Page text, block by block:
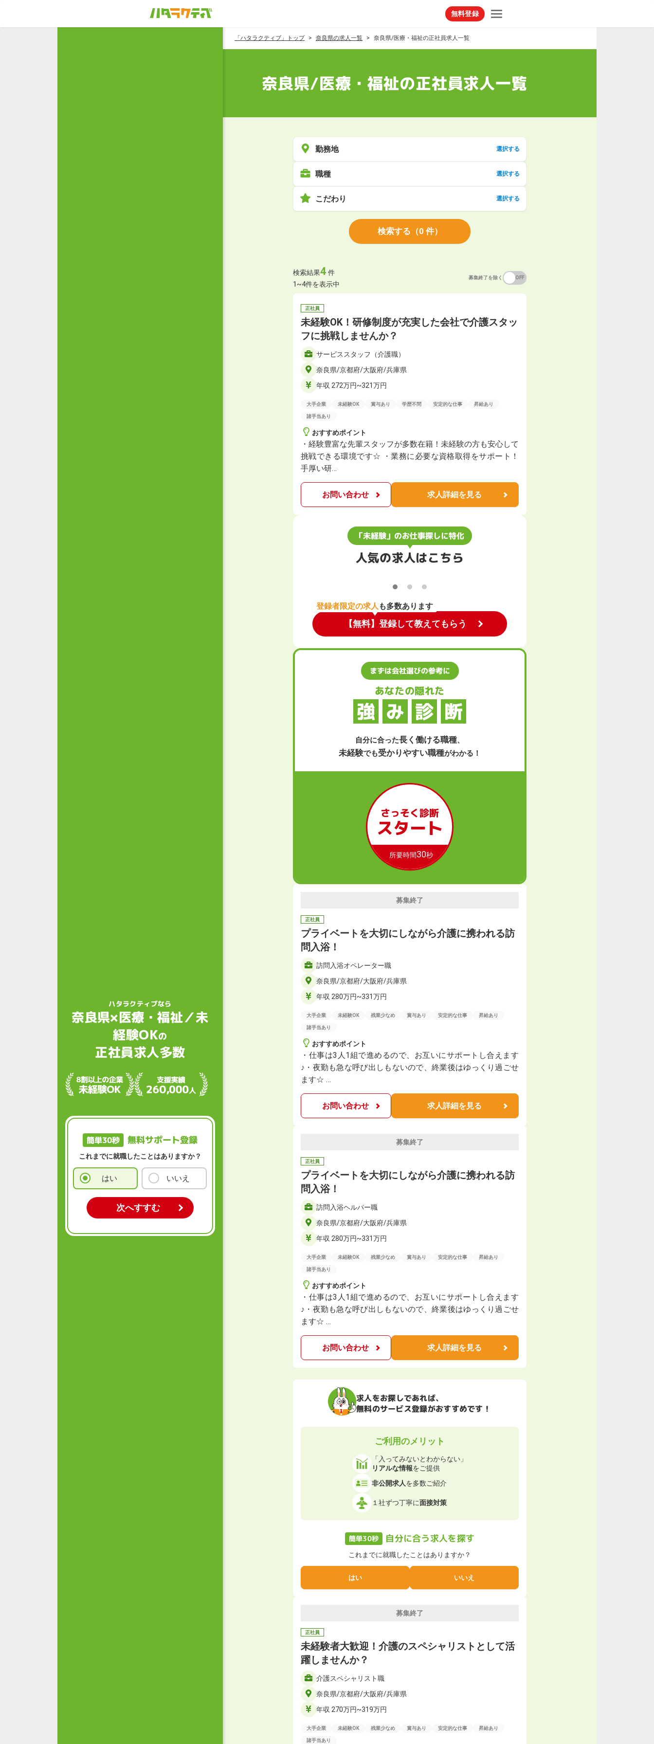
無料登録
ハタラクティブなら
奈良県×医療・福祉／未
経験OKの
正社員求人多数
簡単30秒 無料サポート登録
これまでに就職したことはありますか？
はい いいえ
「ハタラクティブ」トップ 奈良県の求人一覧 奈良県/医療・福祉の正社員求人一覧
奈良県/医療・福祉の正社員求人一覧
勤務地 選択する
職種 選択する
こだわり 選択する
検索する （0 件）
検索結果4 件
1~4件を表示中
募集終了を除く OFF
正社員
未経験OK！研修制度が充実した会社で介護スタッ
フに挑戦しませんか？
サービススタッフ（介護職）
奈良県/京都府/大阪府/兵庫県
年収 272万円~321万円
大手企業 未経験OK 賞与あり 学歴不問 安定的な仕事 昇給あり
諸手当あり
おすすめポイント
・経験豊富な先輩スタッフが多数在籍！未経験の方も安心して
挑戦できる環境です☆ ・業務に必要な資格取得をサポート！
手厚い研…
お問い合わせ 求人詳細を見る
「未経験」のお仕事探しに特化
人気の求人はこちら
登録者限定の求人も多数あります
【無料】登録して教えてもらう
まずは会社選びの参考に
あなたの隠れた
強 み 診 断
自分に合った長く働ける職種、
未経験でも受かりやすい職種がわかる！
さっそく診断
スタート
所要時間30秒
募集終了
正社員
プライベートを大切にしながら介護に携われる訪
問入浴！
訪問入浴オペレーター職
奈良県/京都府/大阪府/兵庫県
年収 280万円~331万円
大手企業 未経験OK 残業少なめ 賞与あり 安定的な仕事 昇給あり
諸手当あり
おすすめポイント
・仕事は3人1組で進めるので、お互いにサポートし合えます
♪・夜勤も急な呼び出しもないので、終業後はゆっくり過ごせ
ます☆ …
お問い合わせ 求人詳細を見る
募集終了
正社員
プライベートを大切にしながら介護に携われる訪
問入浴！
訪問入浴ヘルパー職
奈良県/京都府/大阪府/兵庫県
年収 280万円~331万円
大手企業 未経験OK 残業少なめ 賞与あり 安定的な仕事 昇給あり
諸手当あり
おすすめポイント
・仕事は3人1組で進めるので、お互いにサポートし合えます
♪・夜勤も急な呼び出しもないので、終業後はゆっくり過ごせ
ます☆ …
お問い合わせ 求人詳細を見る
求人をお探しであれば、
無料のサービス登録がおすすめです！
ご利用のメリット
「入ってみないとわからない」
リアルな情報をご提供
非公開求人を多数ご紹介
１社ずつ丁寧に面接対策
簡単30秒 自分に合う求人を探す
これまでに就職したことはありますか？
はい いいえ
募集終了
正社員
未経験者大歓迎！介護のスペシャリストとして活
躍しませんか？
介護スペシャリスト職
奈良県/京都府/大阪府/兵庫県
年収 270万円~319万円
大手企業 未経験OK 残業少なめ 賞与あり 安定的な仕事 昇給あり
諸手当あり